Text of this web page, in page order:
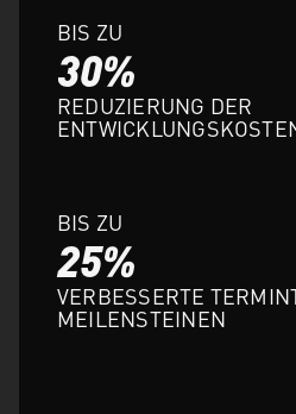
BIS ZU
30%
REDUZIERUNG DER
BIS ZU
25%
VERBESSERTE
MEILENSTEINEN